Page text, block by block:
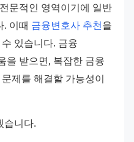
문적인 영역이기에 일반
. 이때 금융변호사 추천을
있습니다. 금융
을 받으면, 복잡한 금융
제를 해결할 가능성이
습니다.